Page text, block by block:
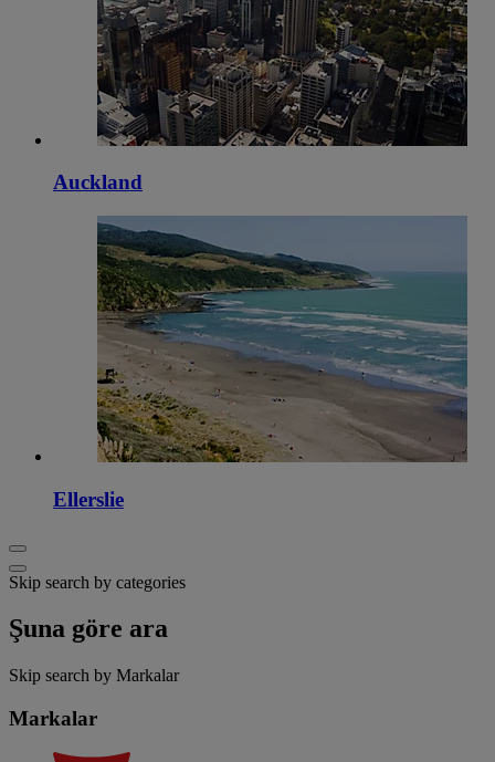
Auckland
Ellerslie
Skip search by categories
Şuna göre ara
Skip search by Markalar
Markalar